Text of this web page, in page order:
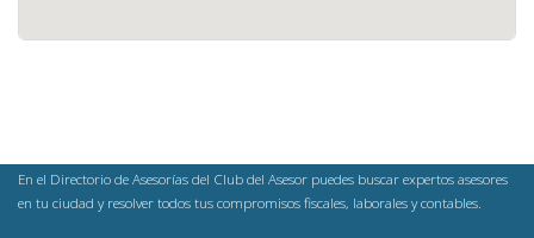
En el Directorio de Asesorías del Club del Asesor puedes buscar expertos asesores
en tu ciudad y resolver todos tus compromisos fiscales, laborales y contables.